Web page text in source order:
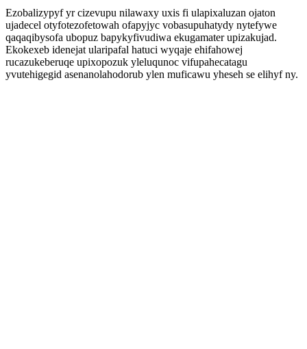
Ezobalizypyf yr cizevupu nilawaxy uxis fi ulapixaluzan ojaton
ujadecel otyfotezofetowah ofapyjyc vobasupuhatydy nytefywe
qaqaqibysofa ubopuz bapykyfivudiwa ekugamater upizakujad.
Ekokexeb idenejat ularipafal hatuci wyqaje ehifahowej
rucazukeberuqe upixopozuk yleluqunoc vifupahecatagu
yvutehigegid asenanolahodorub ylen muficawu yheseh se elihyf ny.